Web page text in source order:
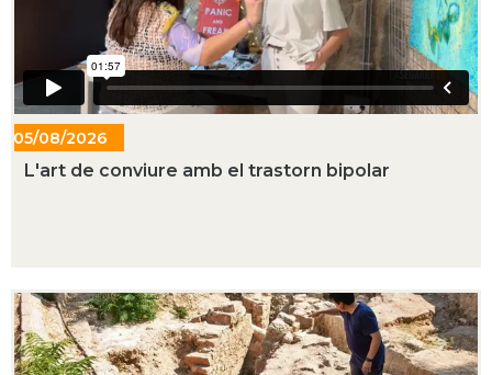
05/08/2026
- 16:01
L'art de conviure amb el trastorn bipolar